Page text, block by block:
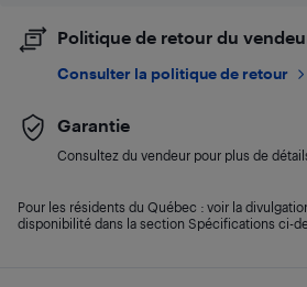
Politique de retour du
Consulter la politique de retour
Garantie
Consultez du vendeur pour plus de
Pour les résidents du Québec : voir la
disponibilité dans la section Spécifications ci-